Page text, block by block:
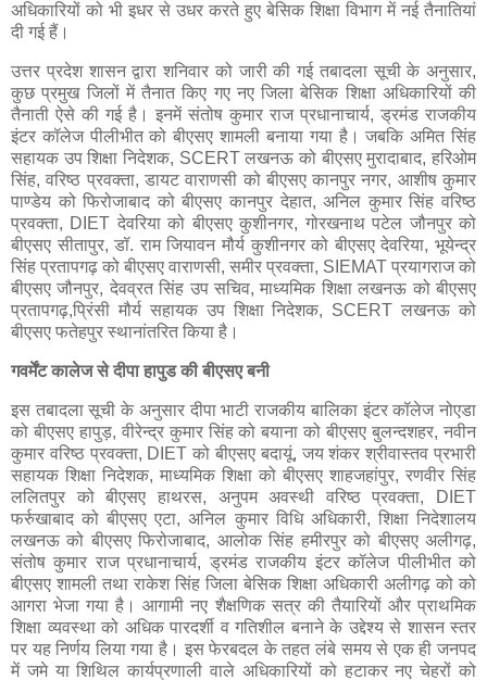
अधिकारियों को भी इधर से उधर करते हुए बेसिक शिक्षा विभाग में नई तैनातियां
दी गई हैं।
उत्तर प्रदेश शासन द्वारा शनिवार को जारी की गई तबादला सूची के अनुसार,
कुछ प्रमुख जिलों में तैनात किए गए नए जिला बेसिक शिक्षा अधिकारियों की
तैनाती ऐसे की गई है। इनमें संतोष कुमार राज प्रधानाचार्य, ड्रमंड राजकीय
इंटर कॉलेज पीलीभीत को बीएसए शामली बनाया गया है। जबकि अमित सिंह
सहायक उप शिक्षा निदेशक, SCERT लखनऊ को बीएसए मुरादाबाद, हरिओम
सिंह, वरिष्ठ प्रवक्ता, डायट वाराणसी को बीएसए कानपुर नगर, आशीष कुमार
पाण्डेय को फिरोजाबाद को बीएसए कानपुर देहात, अनिल कुमार सिंह वरिष्ठ
प्रवक्ता, DIET देवरिया को बीएसए कुशीनगर, गोरखनाथ पटेल जौनपुर को
बीएसए सीतापुर, डॉ. राम जियावन मौर्य कुशीनगर को बीएसए देवरिया, भूयेन्द्र
सिंह प्रतापगढ़ को बीएसए वाराणसी, समीर प्रवक्ता, SIEMAT प्रयागराज को
बीएसए जौनपुर, देवव्रत सिंह उप सचिव, माध्यमिक शिक्षा लखनऊ को बीएसए
प्रतापगढ़,प्रिंसी मौर्य सहायक उप शिक्षा निदेशक, SCERT लखनऊ को
बीएसए फतेहपुर स्थानांतरित किया है।
गवर्मेंट कालेज से दीपा हापुड की बीएसए बनी
इस तबादला सूची के अनुसार दीपा भाटी राजकीय बालिका इंटर कॉलेज नोएडा
को बीएसए हापुड़, वीरेन्द्र कुमार सिंह को बयाना को बीएसए बुलन्दशहर, नवीन
कुमार वरिष्ठ प्रवक्ता, DIET को बीएसए बदायूं, जय शंकर श्रीवास्तव प्रभारी
सहायक शिक्षा निदेशक, माध्यमिक शिक्षा को बीएसए शाहजहांपुर, रणवीर सिंह
ललितपुर को बीएसए हाथरस, अनुपम अवस्थी वरिष्ठ प्रवक्ता, DIET
फर्रुखाबाद को बीएसए एटा, अनिल कुमार विधि अधिकारी, शिक्षा निदेशालय
लखनऊ को बीएसए फिरोजाबाद, आलोक सिंह हमीरपुर को बीएसए अलीगढ़,
संतोष कुमार राज प्रधानाचार्य, ड्रमंड राजकीय इंटर कॉलेज पीलीभीत को
बीएसए शामली तथा राकेश सिंह जिला बेसिक शिक्षा अधिकारी अलीगढ़ को को
आगरा भेजा गया है। आगामी नए शैक्षणिक सत्र की तैयारियों और प्राथमिक
शिक्षा व्यवस्था को अधिक पारदर्शी व गतिशील बनाने के उद्देश्य से शासन स्तर
पर यह निर्णय लिया गया है। इस फेरबदल के तहत लंबे समय से एक ही जनपद
में जमे या शिथिल कार्यप्रणाली वाले अधिकारियों को हटाकर नए चेहरों को